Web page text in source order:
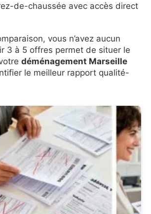
de-chaussée avec accès direct
vous n’avez aucun
3 à 5 offres permet de situer le
déménagement Marseille
le meilleur rapport qualité-